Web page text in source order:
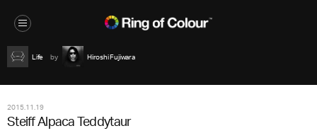
Life Hiroshi Fujiwara
2015.11.19
Steiff Alpaca Teddytaur